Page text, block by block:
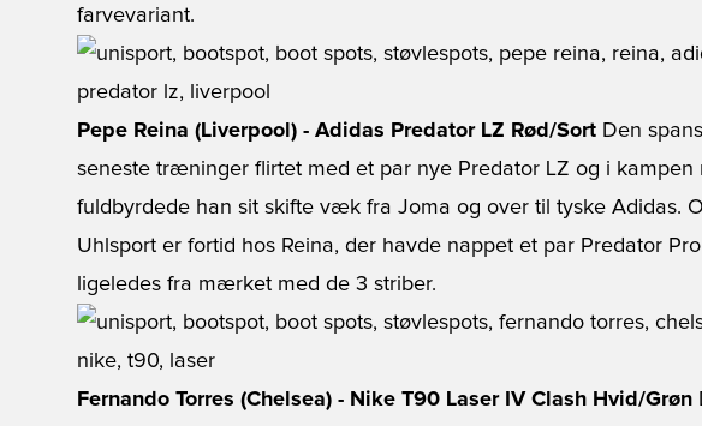
farvevariant.
Pepe Reina (Liverpool) - Adidas Predator LZ Rød/Sort Den
seneste træninger flirtet med et par nye Predator LZ og i kampen
fuldbyrdede han sit skifte væk fra Joma og over til tyske Adidas.
Uhlsport er fortid hos Reina, der havde nappet et par Predator
ligeledes fra mærket med de 3 striber.
Fernando Torres (Chelsea) - Nike T90 Laser IV Clash Hvid/Grøn